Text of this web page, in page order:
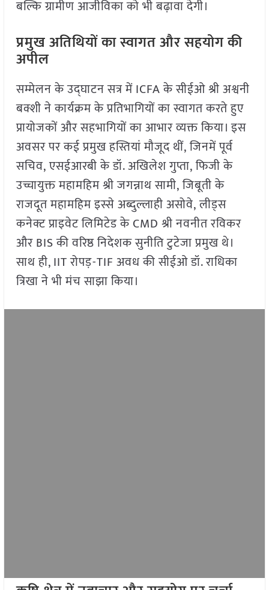
बल्कि ग्रामीण आजीविका को भी बढ़ावा देगी।
प्रमुख अतिथियों का स्वागत और सहयोग की
अपील
सम्मेलन के उद्घाटन सत्र में ICFA के सीईओ श्री अश्वनी
बक्शी ने कार्यक्रम के प्रतिभागियों का स्वागत करते हुए
प्रायोजकों और सहभागियों का आभार व्यक्त किया। इस
अवसर पर कई प्रमुख हस्तियां मौजूद थीं, जिनमें पूर्व
सचिव, एसईआरबी के डॉ. अखिलेश गुप्ता, फिजी के
उच्चायुक्त महामहिम श्री जगन्नाथ सामी, जिबूती के
राजदूत महामहिम इस्से अब्दुल्लाही असोवे, लीड्स
कनेक्ट प्राइवेट लिमिटेड के CMD श्री नवनीत रविकर
और BIS की वरिष्ठ निदेशक सुनीति टुटेजा प्रमुख थे।
साथ ही, IIT रोपड़-TIF अवध की सीईओ डॉ. राधिका
त्रिखा ने भी मंच साझा किया।